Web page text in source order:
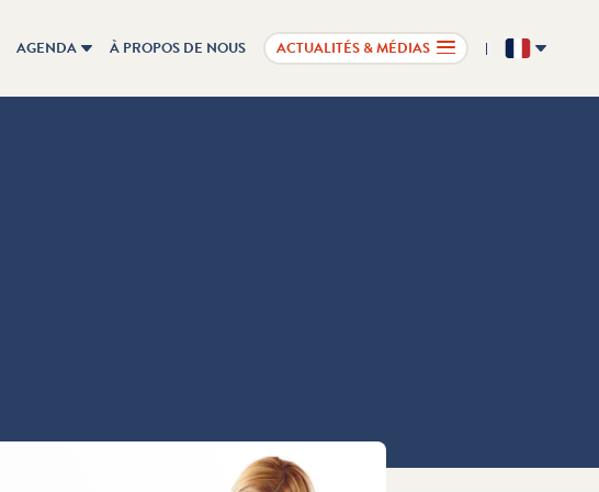
AGENDA À PROPOS DE NOUS ACTUALITÉS & MÉDIAS FR